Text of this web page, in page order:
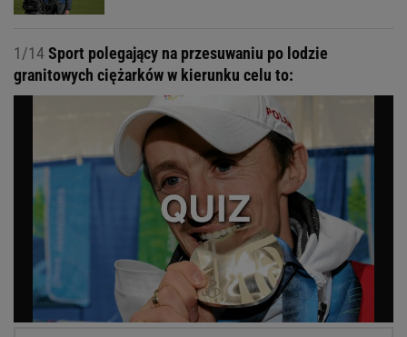
1/14Sport polegający na przesuwaniu po lodzie
granitowych ciężarków w kierunku celu to: